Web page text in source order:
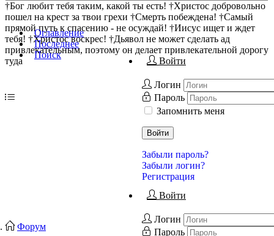
†Бог любит тебя таким, какой ты есть! †Христос добровольно
пошел на крест за твои грехи †Смерть побеждена! †Самый
прямой путь к спасению - не осуждай! †Иисус ищет и ждет
тебя! †Христос воскрес! †Дьявол не может сделать ад
привлекательным, поэтому он делает привлекательной дорогу
туда
Оглавление
Последнее
Поиск
Войти
Логин
Пароль
Запомнить меня
Войти
Забыли пароль?
Забыли логин?
Регистрация
Войти
Логин
Пароль
Форум